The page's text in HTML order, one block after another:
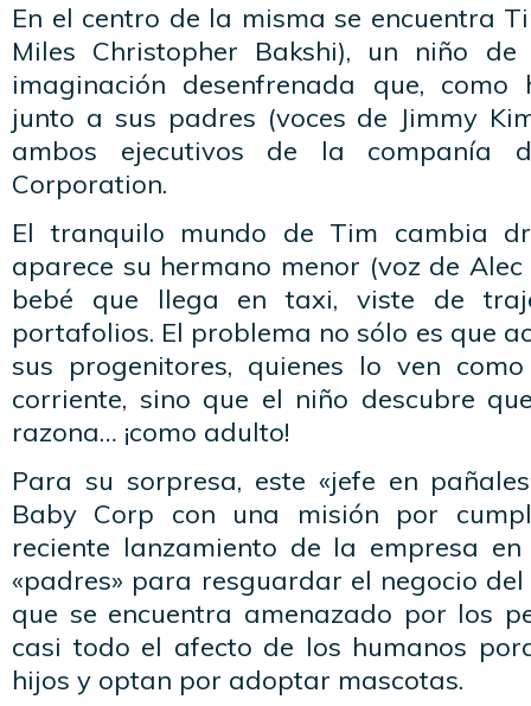
En el centro de la misma se encuentra
Miles Christopher Bakshi), un niño
imaginación desenfrenada que,
junto a sus padres (voces de Jimmy
ambos ejecutivos de la companía
Corporation.
El tranquilo mundo de Tim cambia
aparece su hermano menor (voz de
bebé que llega en taxi, viste de
portafolios. El problema no sólo es que
sus progenitores, quienes lo ven
corriente, sino que el niño descubre
razona… ¡como adulto!
Para su sorpresa, este «jefe en
Baby Corp con una misión por
reciente lanzamiento de la empresa
«padres» para resguardar el negocio
que se encuentra amenazado por los
casi todo el afecto de los humanos
hijos y optan por adoptar mascotas.